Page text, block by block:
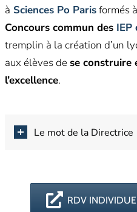
à Sciences Po Parisformés
Concours commun des IEP
tremplin à la création d’un
aux élèves dese construire
l’excellence.
Le mot de la Directrice
RDV